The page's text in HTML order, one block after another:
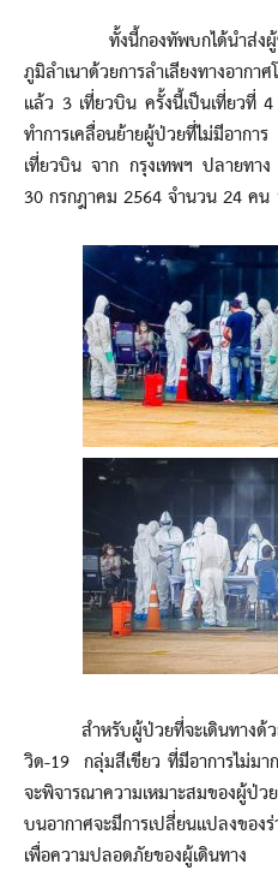
ทั้งนี้กองทัพบกได้นำส่งผู้ป่ว
ภูมิลำเนาด้วยการลำเลียงทางอากา
แล้ว 3 เที่ยวบิน ครั้งนี้เป็นเที่ยวที่
ทำการเคลื่อนย้ายผู้ป่วยที่ไม่มีอา
เที่ยวบิน จาก กรุงเทพฯ ปลายท
30 กรกฎาคม 2564 จำนวน 24 ค
สำหรับผู้ป่วยที่จะเดินทางด้วย
วิด-19 กลุ่มสีเขียว ที่มีอาการไม่ม
จะพิจารณาความเหมาะสมของผู้ป่
บนอากาศจะมีการเปลี่ยนแปลงของ
เพื่อความปลอดภัยของผู้เดินทาง